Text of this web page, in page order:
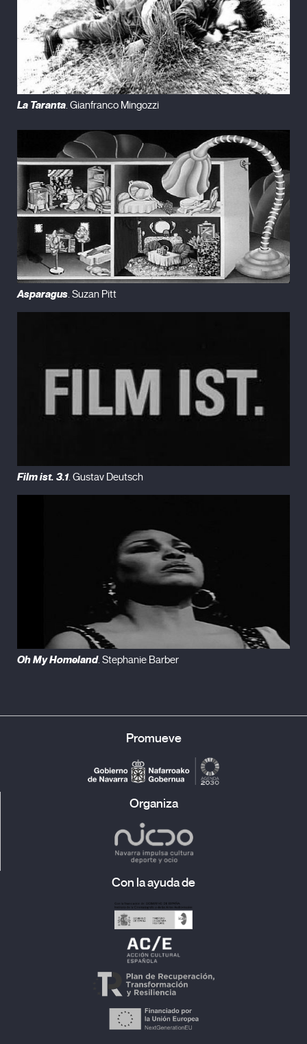
La Taranta . Gianfranco Mingozzi
Asparagus. Suzan Pitt
Film ist. 3.1. Gustav Deutsch
Oh My Homeland. Stephanie Barber
Promueve
Organiza
Con la ayuda de